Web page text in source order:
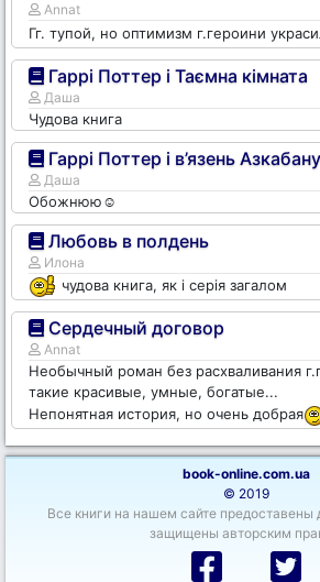
Annat
Гг. тупой, но оптимизм г.героини
Гаррі Поттер і Таємна кімната
Даша
Чудова книга
Гаррі Поттер і в’язень Азкабану
Даша
Обожнюю☺️
Любовь в полдень
Илона
чудова книга, як і серія загалом
Сердечный договор
Annat
Необычный роман без расхваливания
такие красивые, умные, богатые...
Непонятная история, но очень добрая
book-online.com.ua
© 2019
Все книги на нашем сайте предоставены
защищены авторским